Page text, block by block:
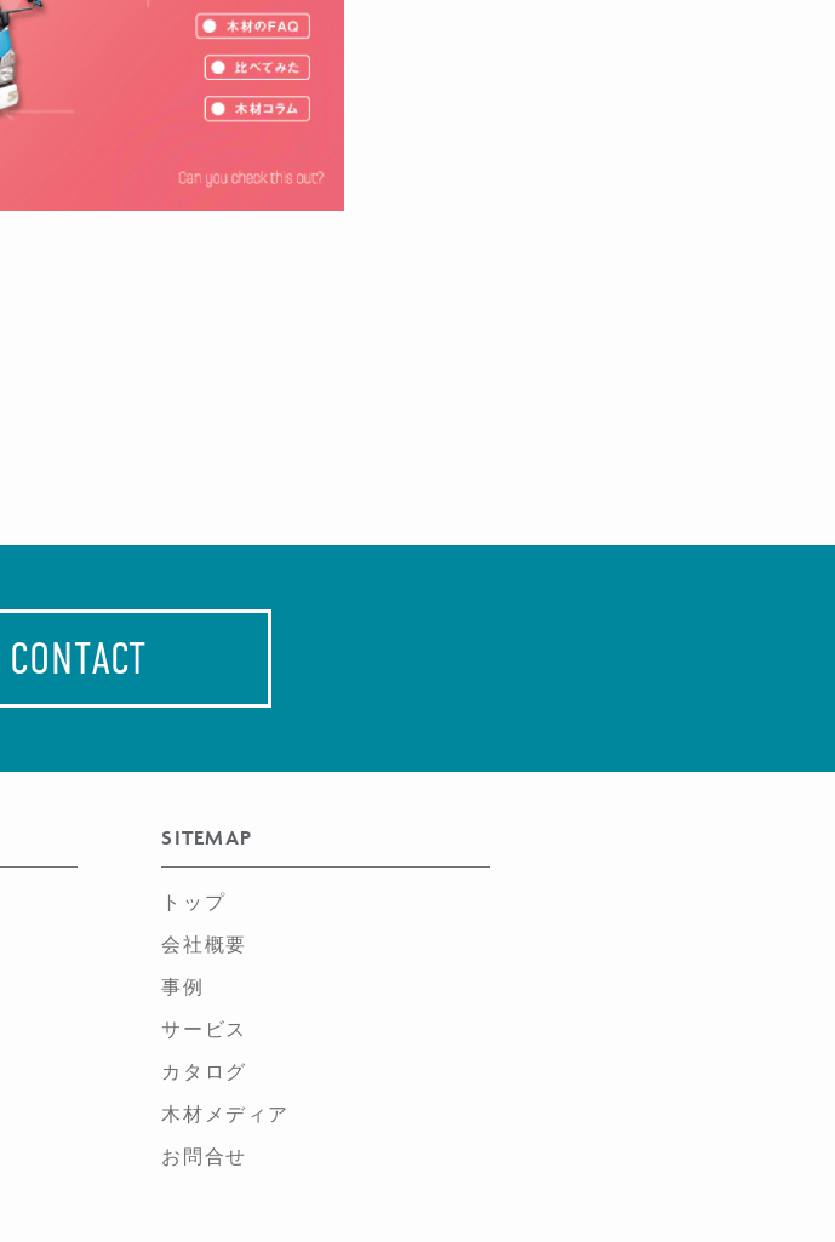
CONTACT
SITEMAP
トップ
会社概要
事例
サービス
カタログ
木材メディア
お問合せ